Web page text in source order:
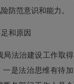
防范意识和能力。
和原因
法治建设工作取得
是法治思维有待